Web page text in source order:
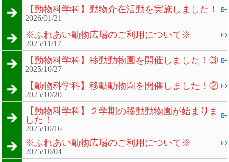
【動物科学科】動物介在活動を実施しました！
2026/01/21
※ふれあい動物広場のご利用について※
2025/11/17
【動物科学科】移動動物園を開催しました！③
2025/10/27
【動物科学科】移動動物園を開催しました！②
2025/10/20
【動物科学科】２学期の移動動物園が始まりま
した！
2025/10/16
※ふれあい動物広場のご利用について※
2025/10/04